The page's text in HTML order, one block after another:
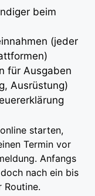
beim
(jeder
für Ausgaben
Ausrüstung)
starten,
Termin vor
Anfangs
nach ein bis